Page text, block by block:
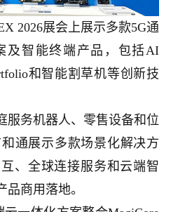
2026展会上展示多款5G通
及智能终端产品，包括AI
和智能割草机等创新技
务机器人、零售设备和位
通展示多款场景化解决方
、全球连接服务和云端智
商用落地。